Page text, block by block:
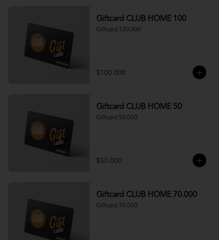
Giftcard CLUB HOME 100
Giftcard 100.000
$100.000
Giftcard CLUB HOME 50
Giftcard 50.000
$50.000
Giftcard CLUB HOME 70.000
Giftcard 70.000